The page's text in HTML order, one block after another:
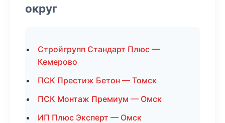
округ
Стройгрупп Стандарт Плюс —
Кемерово
ПСК Престиж Бетон — Томск
ПСК Монтаж Премиум — Омск
ИП Плюс Эксперт — Омск